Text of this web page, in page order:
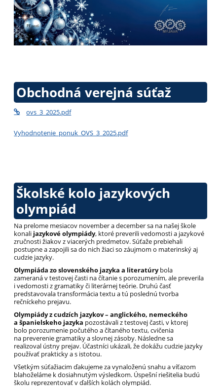
Obchodná verejná súťaž
ovs_3_2025.pdf
Vyhodnotenie_ponuk_OVS_3_2025.pdf
Školské kolo jazykových
olympiád
Na prelome mesiacov november a december sa na našej škole
konali jazykové olympiády, ktoré preverili vedomosti a jazykové
zručnosti žiakov z viacerých predmetov. Súťaže prebiehali
postupne a zapojili sa do nich žiaci so záujmom o materinský aj
cudzie jazyky.
Olympiáda zo slovenského jazyka a literatúry bola
zameranáv testovej časti na čítanie s porozumením, ale preverila
i vedomosti z gramatiky či literárnej teórie. Druhú časť
predstavovala transformácia textu a tú poslednú tvorba
rečníckeho prejavu.
Olympiády z cudzích jazykov – anglického, nemeckého
a španielskeho jazyka pozostávali z testovej časti, v ktorej
bolo porozumenie počutého a čítaného textu, cvičenia
na preverenie gramatiky a slovnej zásoby. Následne sa
realizoval ústny prejav. Účastníci ukázali, že dokážu cudzie jazyky
používať prakticky a s istotou.
Všetkým súťažiacim ďakujeme za vynaloženú snahu a víťazom
blahoželáme k dosiahnutým výsledkom. Úspešní riešitelia budú
školu reprezentovať v ďalších kolách olympiád.